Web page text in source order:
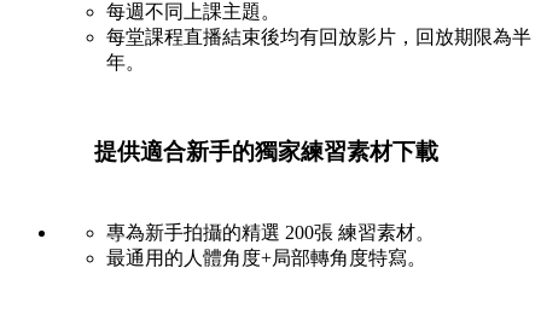
每週不同上課主題。
每堂課程直播結束後均有回放影片，回放期限為半
年。
提供適合新手的獨家練習素材下載
專為新手拍攝的精選 200張 練習素材。
最通用的人體角度+局部轉角度特寫。